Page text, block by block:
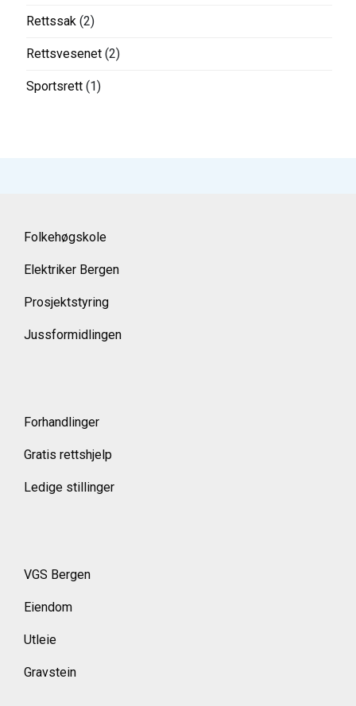
Rettssak (2)
Rettsvesenet (2)
Sportsrett (1)
Folkehøgskole
Elektriker Bergen
Prosjektstyring
Jussformidlingen
Forhandlinger
Gratis rettshjelp
Ledige stillinger
VGS Bergen
Eiendom
Utleie
Gravstein